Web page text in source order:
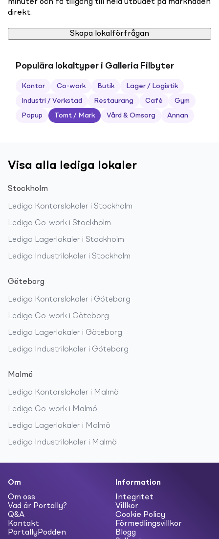
minuter och få tillgång till hela utbudet på marknaden
direkt.
Skapa lokalförfrågan
Populära lokaltyper i Galleria Filbyter
Kontor Co-work Butik Lager / Logistik
Industri / Verkstad Restaurang Café Gym
Popup Tomt / Mark Vård & Omsorg Annan
Visa alla lediga lokaler
Stockholm
Lediga Kontorslokaler i Stockholm
Lediga Co-work i Stockholm
Lediga Lagerlokaler i Stockholm
Lediga Industrilokaler i Stockholm
Göteborg
Lediga Kontorslokaler i Göteborg
Lediga Co-work i Göteborg
Lediga Lagerlokaler i Göteborg
Lediga Industrilokaler i Göteborg
Malmö
Lediga Kontorslokaler i Malmö
Lediga Co-work i Malmö
Lediga Lagerlokaler i Malmö
Lediga Industrilokaler i Malmö
Om
Om oss
Vad är Portally?
Q&A
Kontakt
PortallyPodden
Information
Integritet
Villkor
Cookie Policy
Förmedlingsvillkor
Blogg